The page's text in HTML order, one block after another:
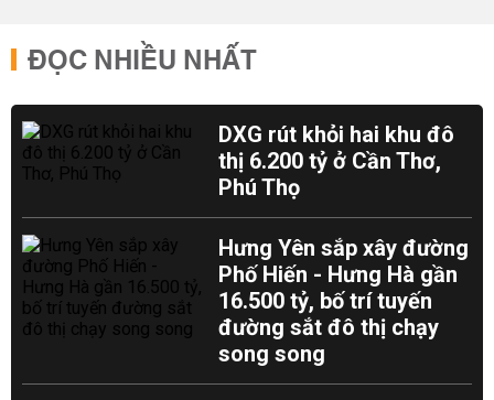
ĐỌC NHIỀU NHẤT
DXG rút khỏi hai khu đô
thị 6.200 tỷ ở Cần Thơ,
Phú Thọ
Hưng Yên sắp xây đường
Phố Hiến - Hưng Hà gần
16.500 tỷ, bố trí tuyến
đường sắt đô thị chạy
song song